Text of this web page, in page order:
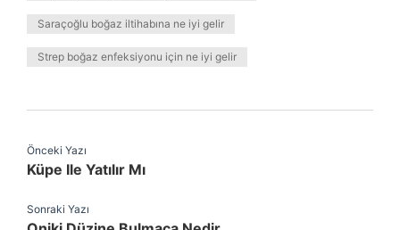
Saraçoğlu boğaz iltihabına ne iyi gelir
Strep boğaz enfeksiyonu için ne iyi gelir
Önceki Yazı
Küpe Ile Yatılır Mı
Sonraki Yazı